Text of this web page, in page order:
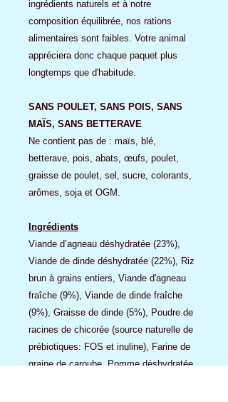
ingrédients naturels et à notre
composition équilibrée, nos rations
alimentaires sont faibles. Votre animal
appréciera donc chaque paquet plus
longtemps que d'habitude.
SANS POULET, SANS POIS, SANS
MAÏS, SANS BETTERAVE
Ne contient pas de : maïs, blé,
betterave, pois, abats, œufs, poulet,
graisse de poulet, sel, sucre, colorants,
arômes, soja et OGM.
Ingrédients
Viande d’agneau déshydratée (23%),
Viande de dinde déshydratée (22%), Riz
brun à grains entiers, Viande d'agneau
fraîche (9%), Viande de dinde fraîche
(9%), Graisse de dinde (5%), Poudre de
racines de chicorée (source naturelle de
prébiotiques: FOS et inuline), Farine de
graine de caroube, Pomme déshydratée,